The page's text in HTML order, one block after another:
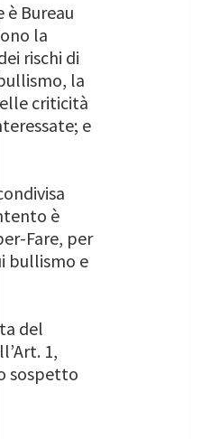
Bureau
la
rischi di
la
criticità
e
è
Fare, per
bullismo e
del
1,
sospetto